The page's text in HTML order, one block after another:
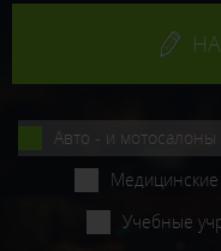
Авто - и мотосалоны
Учебные